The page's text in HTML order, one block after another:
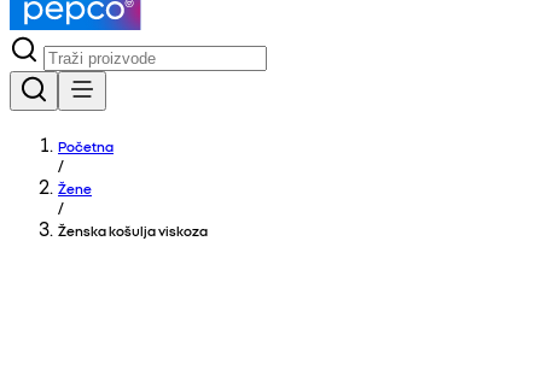
Početna
/
Žene
/
Ženska košulja viskoza